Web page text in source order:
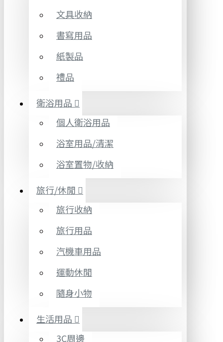
文具收納
書寫用品
紙製品
禮品
衛浴用品
個人衛浴用品
浴室用品/清潔
浴室置物/收納
旅行/休閒
旅行收納
旅行用品
汽機車用品
運動休閒
隨身小物
生活用品
3C周邊